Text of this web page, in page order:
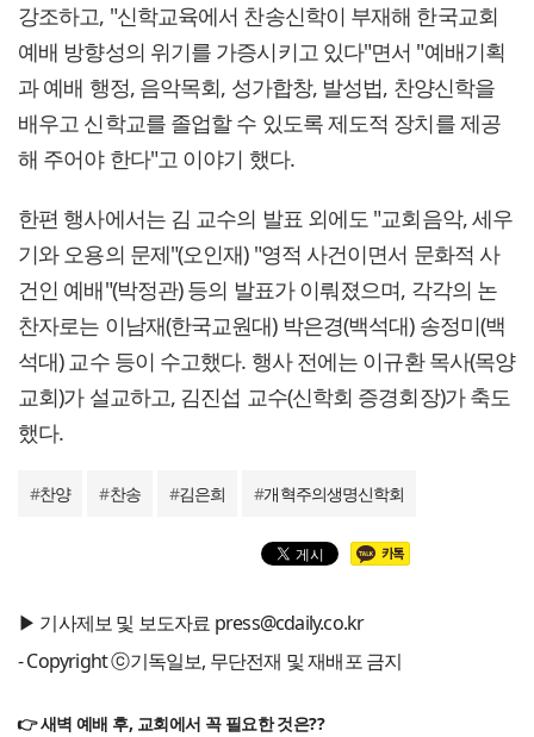
강조하고, "신학교육에서 찬송신학이 부재해 한국교회
예배 방향성의 위기를 가증시키고 있다"면서 "예배기획
과 예배 행정, 음악목회, 성가합창, 발성법, 찬양신학을
배우고 신학교를 졸업할 수 있도록 제도적 장치를 제공
해 주어야 한다"고 이야기 했다.
한편 행사에서는 김 교수의 발표 외에도 "교회음악, 세우
기와 오용의 문제"(오인재) "영적 사건이면서 문화적 사
건인 예배"(박정관) 등의 발표가 이뤄졌으며, 각각의 논
찬자로는 이남재(한국교원대) 박은경(백석대) 송정미(백
석대) 교수 등이 수고했다. 행사 전에는 이규환 목사(목양
교회)가 설교하고, 김진섭 교수(신학회 증경회장)가 축도
했다.
#찬양 #찬송 #김은희 #개혁주의생명신학회
▶ 기사제보 및 보도자료 press@cdaily.co.kr
- Copyright ⓒ기독일보, 무단전재 및 재배포 금지
👉 새벽 예배 후, 교회에서 꼭 필요한 것은??